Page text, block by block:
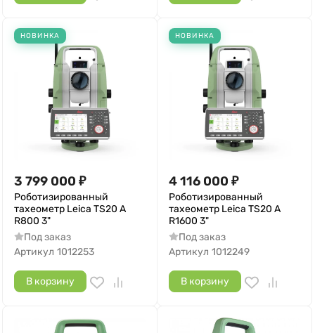
НОВИНКА
3 799 000 ₽
Роботизированный
тахеометр Leica TS20 A
R800 3"
Под заказ
Артикул 1012253
В корзину
НОВИНКА
4 116 000 ₽
Роботизированный
тахеометр Leica TS20 A
R1600 3"
Под заказ
Артикул 1012249
В корзину